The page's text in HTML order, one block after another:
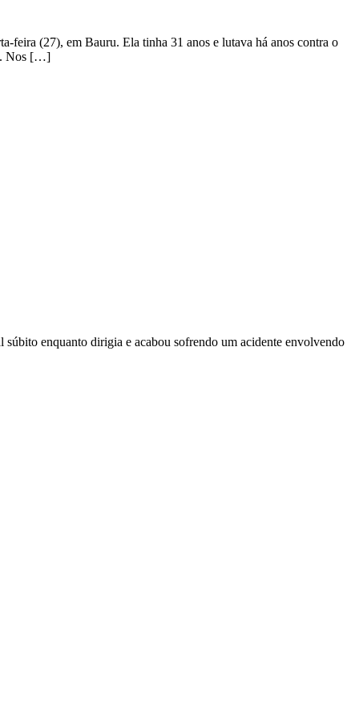
feira (27), em Bauru. Ela tinha 31 anos e lutava há anos contra o
Nos […]
enquanto dirigia e acabou sofrendo um acidente envolvendo